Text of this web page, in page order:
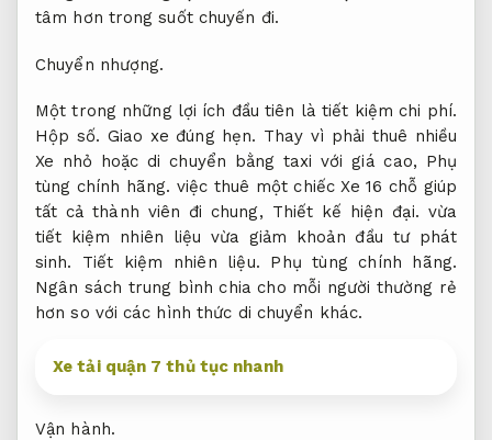
tâm hơn trong suốt chuyến đi.
Chuyển nhượng.
Một trong những lợi ích đầu tiên là tiết kiệm chi phí.
Hộp số. Giao xe đúng hẹn. Thay vì phải thuê nhiều
Xe nhỏ hoặc di chuyển bằng taxi với giá cao, Phụ
tùng chính hãng. việc thuê một chiếc Xe 16 chỗ giúp
tất cả thành viên đi chung, Thiết kế hiện đại. vừa
tiết kiệm nhiên liệu vừa giảm khoản đầu tư phát
sinh. Tiết kiệm nhiên liệu.
Phụ tùng chính hãng.
Ngân sách trung bình chia cho mỗi người thường rẻ
hơn so với các hình thức di chuyển khác.
Xe tải quận 7 thủ tục nhanh
Vận hành.